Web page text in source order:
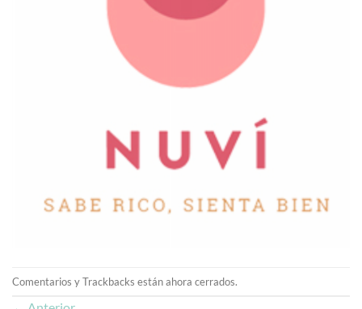
Comentarios y Trackbacks están ahora cerrados.